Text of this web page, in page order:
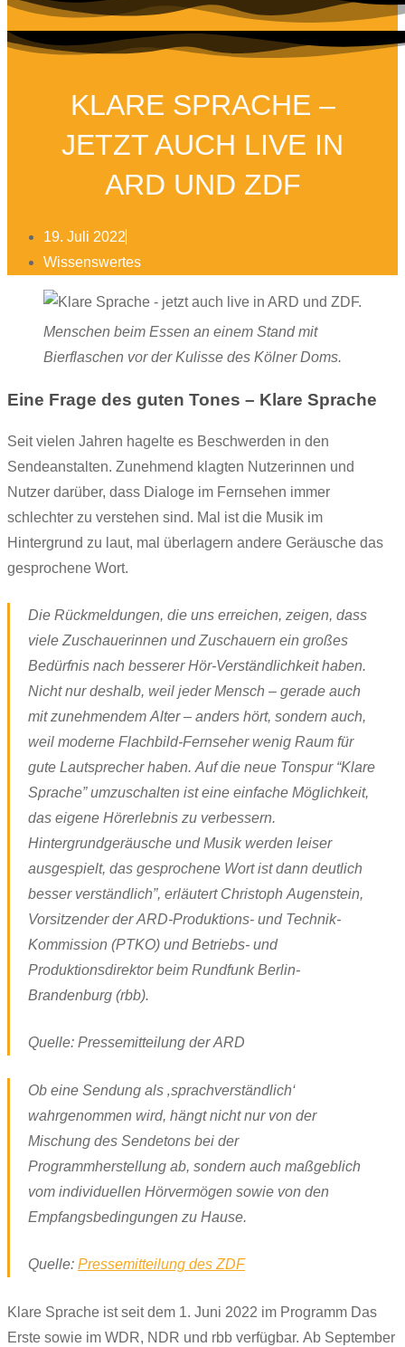
KLARE SPRACHE –
JETZT AUCH LIVE IN
ARD UND ZDF
19. Juli 2022
Wissenswertes
Menschen beim Essen an einem Stand mit
Bierflaschen vor der Kulisse des Kölner Doms.
Eine Frage des guten Tones – Klare Sprache
Seit vielen Jahren hagelte es Beschwerden in den
Sendeanstalten. Zunehmend klagten Nutzerinnen und
Nutzer darüber, dass Dialoge im Fernsehen immer
schlechter zu verstehen sind. Mal ist die Musik im
Hintergrund zu laut, mal überlagern andere Geräusche das
gesprochene Wort.
Die Rückmeldungen, die uns erreichen, zeigen, dass
viele Zuschauerinnen und Zuschauern ein großes
Bedürfnis nach besserer Hör-Verständlichkeit haben.
Nicht nur deshalb, weil jeder Mensch – gerade auch
mit zunehmendem Alter – anders hört, sondern auch,
weil moderne Flachbild-Fernseher wenig Raum für
gute Lautsprecher haben. Auf die neue Tonspur “Klare
Sprache” umzuschalten ist eine einfache Möglichkeit,
das eigene Hörerlebnis zu verbessern.
Hintergrundgeräusche und Musik werden leiser
ausgespielt, das gesprochene Wort ist dann deutlich
besser verständlich”, erläutert Christoph Augenstein,
Vorsitzender der ARD-Produktions- und Technik-
Kommission (PTKO) und Betriebs- und
Produktionsdirektor beim Rundfunk Berlin-
Brandenburg (rbb).
Quelle: Pressemitteilung der ARD
Ob eine Sendung als ‚sprachverständlich‘
wahrgenommen wird, hängt nicht nur von der
Mischung des Sendetons bei der
Programmherstellung ab, sondern auch maßgeblich
vom individuellen Hörvermögen sowie von den
Empfangsbedingungen zu Hause.
Quelle: Pressemitteilung des ZDF
Klare Sprache ist seit dem 1. Juni 2022 im Programm Das
Erste sowie im WDR, NDR und rbb verfügbar. Ab September